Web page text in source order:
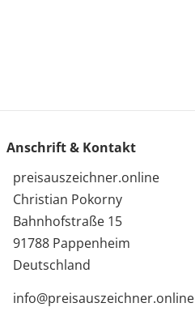
Anschrift & Kontakt
preisauszeichner.online
Christian Pokorny
Bahnhofstraße 15
91788 Pappenheim
Deutschland
info@preisauszeichner.online